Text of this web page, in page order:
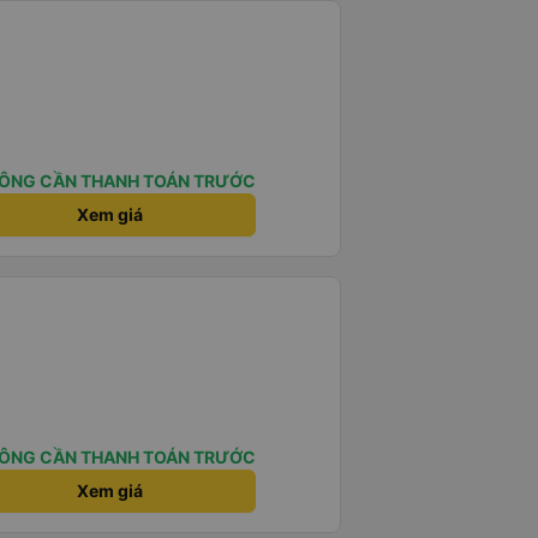
CẦN THANH TOÁN TRƯỚC
Xem giá
CẦN THANH TOÁN TRƯỚC
Xem giá